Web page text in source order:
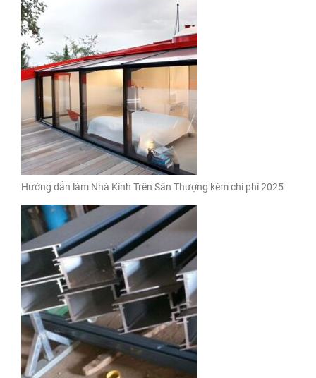
Hướng dẫn làm Nhà Kính Trên Sân Thượng kèm chi phí 2025